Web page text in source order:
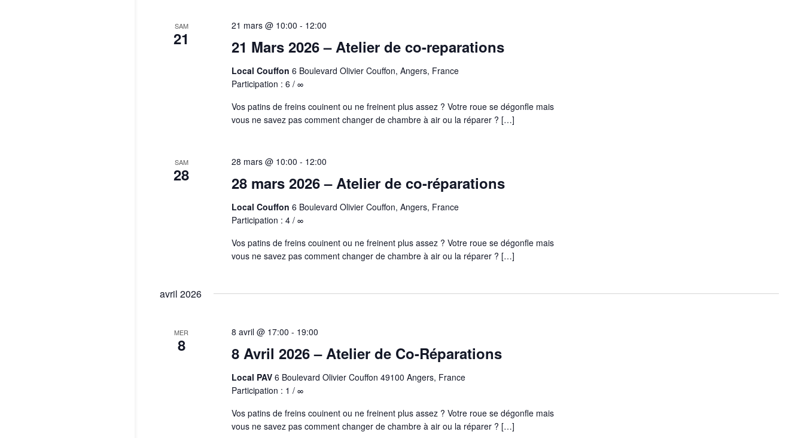
SAM
21 21 Mars 2026 – Atelier de co-reparations
21 mars @ 10:00 - 12:00
Local Couffon6 Boulevard Olivier Couffon, Angers, France
Participation : 6 / ∞
Vos patins de freins couinent ou ne freinent plus assez ? Votre roue se dégonfle mais
vous ne savez pas comment changer de chambre à air ou la réparer ? […]
SAM
28 28 mars 2026 – Atelier de co-réparations
28 mars @ 10:00 - 12:00
Local Couffon6 Boulevard Olivier Couffon, Angers, France
Participation : 4 / ∞
Vos patins de freins couinent ou ne freinent plus assez ? Votre roue se dégonfle mais
vous ne savez pas comment changer de chambre à air ou la réparer ? […]
avril 2026
MER
8 8 Avril 2026 – Atelier de Co-Réparations
8 avril @ 17:00 - 19:00
Local PAV6 Boulevard Olivier Couffon 49100 Angers, France
Participation : 1 / ∞
Vos patins de freins couinent ou ne freinent plus assez ? Votre roue se dégonfle mais
vous ne savez pas comment changer de chambre à air ou la réparer ? […]